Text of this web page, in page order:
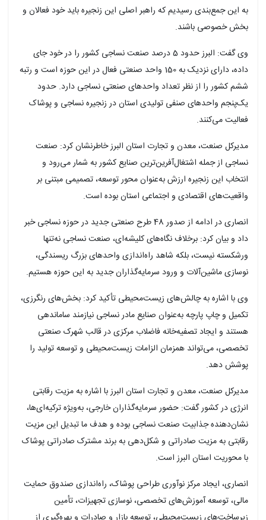
به این جمع‌بندی رسیدیم که راهبر اصلی این زنجیره باید خود فعالان و
بخش خصوصی باشند.
وی گفت: البرز حدود 5 درصد صنعت نساجی کشور را در خود جای
داده، دارای نزدیک به 150 واحد صنعتی فعال در این حوزه است و رتبه
ششم کشور را از نظر تعداد واحدهای صنعتی نساجی دارد. حدود
یک‌پنجم واحدهای صنفی تولیدی استان در زنجیره نساجی و پوشاک
فعالیت می‌کنند.
مدیرکل صنعت، معدن و تجارت استان البرز خاطرنشان کرد: صنعت
نساجی از جمله اشتغال‌آفرین‌ترین صنایع کشور به شمار می‌رود و
انتخاب این زنجیره ارزش به‌عنوان محور توسعه، تصمیمی مبتنی بر
واقعیت‌های اقتصادی و اجتماعی استان بوده است.
انصاری در ادامه از صدور 48 طرح صنعتی جدید در حوزه نساجی خبر
داد و بیان کرد: برخلاف نگاه‌های کلیشه‌ای، صنعت نساجی نه‌تنها
ورشکسته نیست، بلکه شاهد راه‌اندازی واحدهای بزرگ ریسندگی،
نوسازی ماشین‌آلات و ورود سرمایه‌گذاران جدید به این حوزه هستیم.
وی با اشاره به چالش‌های زیست‌محیطی تأکید کرد: بخش‌های رنگرزی،
تکمیل و چاپ پارچه به‌عنوان صنایع مادر نساجی نیازمند ساماندهی
هستند و ایجاد تصفیه‌خانه فاضلاب مرکزی در قالب شهرک صنعتی
تخصصی، می‌تواند همزمان الزامات زیست‌محیطی و توسعه تولید را
پوشش دهد.
مدیرکل صنعت، معدن و تجارت استان البرز با اشاره به مزیت رقابتی
انرژی در کشور گفت: حضور سرمایه‌گذاران خارجی، به‌ویژه ترکیه‌ای‌ها،
نشان‌دهنده جذابیت صنعت نساجی بوده و هدف ما تبدیل این مزیت
رقابتی به مزیت صادراتی و شکل‌دهی به برند مشترک صادراتی پوشاک
با محوریت استان البرز است.
انصاری، ایجاد مرکز نوآوری طراحی پوشاک، راه‌اندازی صندوق حمایت
مالی، توسعه آموزش‌های تخصصی، نوسازی تجهیزات، تأمین